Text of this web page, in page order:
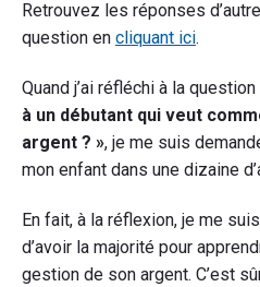
jeu
d’enfant"
Retrouvez les réponses
question en cliquant ici.
Quand j’ai réfléchi à la question
à un débutant qui veut
argent ? », je me suis
mon enfant dans une dizaine
En fait, à la réflexion, je me
d’avoir la majorité pour
gestion de son argent. C’est